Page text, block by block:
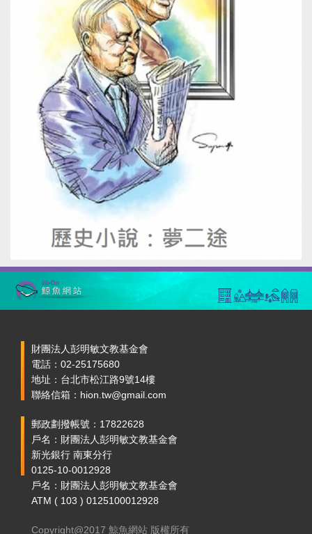
財團法人彭明敏文教基金會
電話：02-25175680
地址：台北市松江路9號14樓
聯絡信箱：hion.tw@gmail.com
郵政劃撥帳號：17822628
戶名：財團法人彭明敏文教基金會
新光銀行 南東分行
0125-10-0012928
戶名：財團法人彭明敏文教基金會
ATM ( 103 ) 0125100012928
Copyright@2017 鯨魚網站 版權所有